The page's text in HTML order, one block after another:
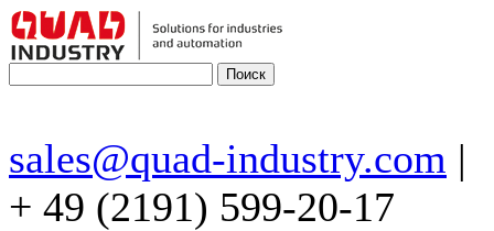
sales@quad-industry.com |
+ 49 (2191) 599-20-17